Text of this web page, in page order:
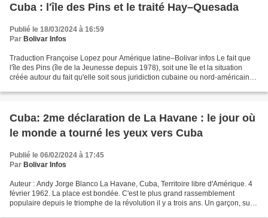
Cuba : l'île des Pins et le traité Hay–Quesada
Publié le 18/03/2024 à 16:59
Par Bolivar Infos
Traduction Françoise Lopez pour Amérique latine–Bolivar infos Le fait que
l'île des Pins (île de la Jeunesse depuis 1978), soit une île et la situation
créée autour du fait qu'elle soit sous juridiction cubaine ou nord-américaine,
Cuba: 2me déclaration de La Havane : le jour où
le monde a tourné les yeux vers Cuba
Publié le 06/02/2024 à 17:45
Par Bolivar Infos
Auteur : Andy Jorge Blanco La Havane, Cuba, Territoire libre d'Amérique. 4
février 1962. La place est bondée. C'est le plus grand rassemblement
populaire depuis le triomphe de la révolution il y a trois ans. Un garçon, sur